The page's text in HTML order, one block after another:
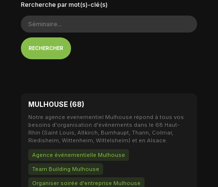
Rercherche par mot(s)-clé(s)
RECHERCHER
MULHOUSE (68)
Notre agence evenementiel Mulhouse répond à tous vos
besoins d'organisation d'évènements dans le 68 Haut-
Rhin (Saint Louis, Altkirch, Burnhaupt, Thann, Colmar,
Riedisheim, Wittenheim, Wittelsheim) et en Alsace.
Agence événementielle Mulhouse
Team Building Mulhouse
Organiser soirée d'entreprise Mulhouse